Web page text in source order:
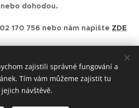
dohodou.
170 756 nebo nám napište ZDE
zajistili správné fungování a
Tím vám můžeme zajistit tu
návštěvě.